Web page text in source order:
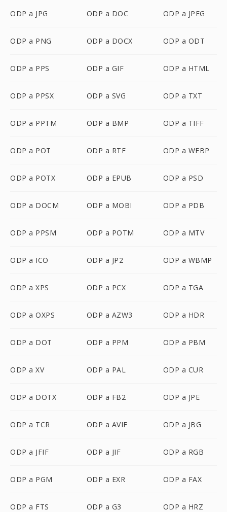
ODP a JPG ODP a DOC ODP a JPEG
ODP a PNG ODP a DOCX ODP a ODT
ODP a PPS ODP a GIF ODP a HTML
ODP a PPSX ODP a SVG ODP a TXT
ODP a PPTM ODP a BMP ODP a TIFF
ODP a POT ODP a RTF ODP a WEBP
ODP a POTX ODP a EPUB ODP a PSD
ODP a DOCM ODP a MOBI ODP a PDB
ODP a PPSM ODP a POTM ODP a MTV
ODP a ICO ODP a JP2 ODP a WBMP
ODP a XPS ODP a PCX ODP a TGA
ODP a OXPS ODP a AZW3 ODP a HDR
ODP a DOT ODP a PPM ODP a PBM
ODP a XV ODP a PAL ODP a CUR
ODP a DOTX ODP a FB2 ODP a JPE
ODP a TCR ODP a AVIF ODP a JBG
ODP a JFIF ODP a JIF ODP a RGB
ODP a PGM ODP a EXR ODP a FAX
ODP a FTS ODP a G3 ODP a HRZ